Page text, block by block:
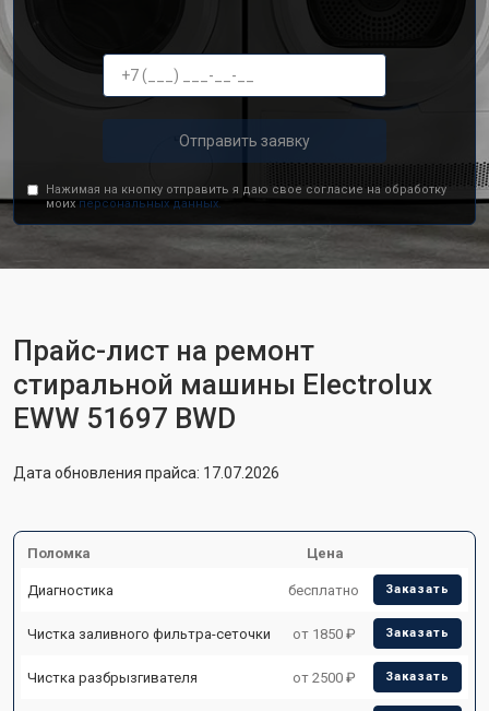
Отправить заявку
Нажимая на кнопку отправить я даю свое согласие на обработку
моихперсональных данных.
Прайс-лист на ремонт
стиральной машины Electrolux
EWW 51697 BWD
Дата обновления прайса: 17.07.2026
Поломка Цена
Диагностика бесплатно Заказать
Чистка заливного фильтра-сеточки от 1850 ₽ Заказать
Чистка разбрызгивателя от 2500 ₽ Заказать